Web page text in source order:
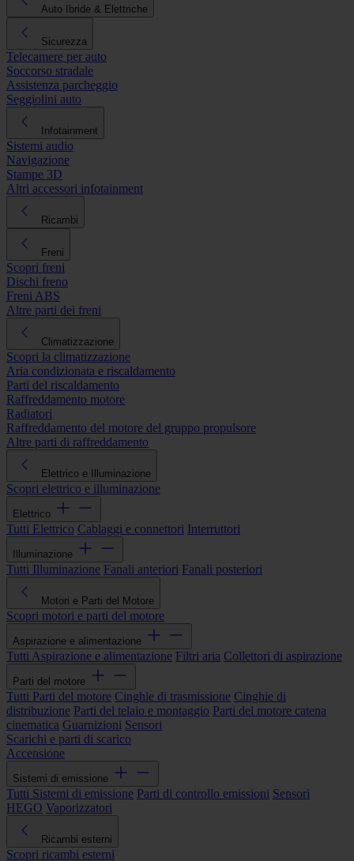
Auto Ibride & Elettriche
Sicurezza
Telecamere per auto
Soccorso stradale
Assistenza parcheggio
Seggiolini auto
Infotainment
Sistemi audio
Navigazione
Stampe 3D
Altri accessori infotainment
Ricambi
Freni
Scopri freni
Dischi freno
Freni ABS
Altre parti dei freni
Climatizzazione
Scopri la climatizzazione
Aria condizionata e riscaldamento
Parti del riscaldamento
Raffreddamento motore
Radiatori
Raffreddamento del motore del gruppo propulsore
Altre parti di raffreddamento
Elettrico e Illuminazione
Scopri elettrico e illuminazione
Elettrico
Tutti Elettrico Cablaggi e connettori Interruttori
Illuminazione
Tutti Illuminazione Fanali anteriori Fanali posteriori
Motori e Parti del Motore
Scopri motori e parti del motore
Aspirazione e alimentazione
Tutti Aspirazione e alimentazione Filtri aria Collettori di aspirazione
Parti del motore
Tutti Parti del motore Cinghie di trasmissione Cinghie di
distribuzione Parti del telaio e montaggio Parti del motore catena
cinematica Guarnizioni Sensori
Scarichi e parti di scarico
Accensione
Sistemi di emissione
Tutti Sistemi di emissione Parti di controllo emissioni Sensori
HEGO Vaporizzatori
Ricambi esterni
Scopri ricambi esterni